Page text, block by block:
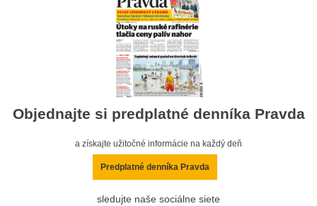
Objednajte si predplatné denníka Pravda
a získajte užitočné informácie na každý deň
Predplatné denníka Pravda
sledujte naše sociálne siete